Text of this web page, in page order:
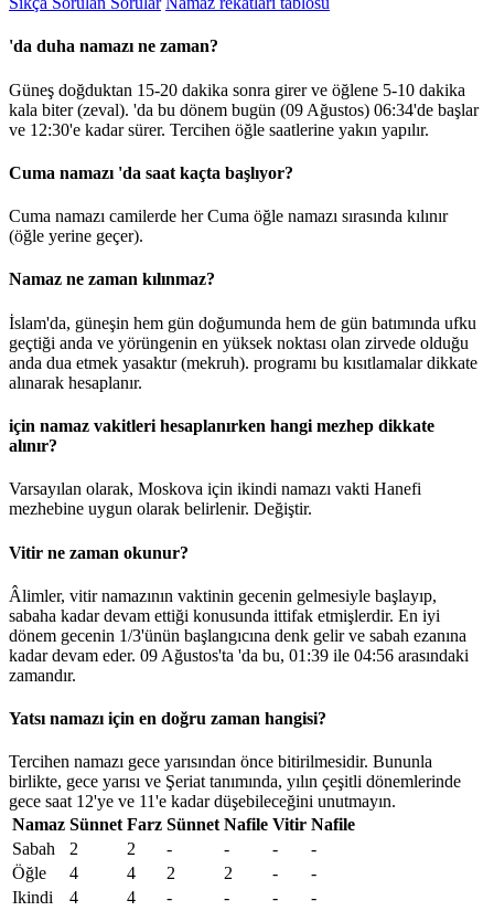
'da duha namazı ne zaman?
Güneş doğduktan 15-20 dakika sonra girer ve öğlene 5-10 dakika
kala biter (zeval). 'da bu dönem bugün (09 Ağustos) 06:34'de başlar
ve 12:30'e kadar sürer. Tercihen öğle saatlerine yakın yapılır.
Cuma namazı 'da saat kaçta başlıyor?
Cuma namazı camilerde her Cuma öğle namazı sırasında kılınır
(öğle yerine geçer).
Namaz ne zaman kılınmaz?
İslam'da, güneşin hem gün doğumunda hem de gün batımında ufku
geçtiği anda ve yörüngenin en yüksek noktası olan zirvede olduğu
anda dua etmek yasaktır (mekruh). programı bu kısıtlamalar dikkate
alınarak hesaplanır.
için namaz vakitleri hesaplanırken hangi mezhep dikkate
alınır?
Varsayılan olarak, Moskova için ikindi namazı vakti Hanefi
mezhebine uygun olarak belirlenir. Değiştir.
Vitir ne zaman okunur?
Âlimler, vitir namazının vaktinin gecenin gelmesiyle başlayıp,
sabaha kadar devam ettiği konusunda ittifak etmişlerdir. En iyi
dönem gecenin 1/3'ünün başlangıcına denk gelir ve sabah ezanına
kadar devam eder. 09 Ağustos'ta 'da bu, 01:39 ile 04:56 arasındaki
zamandır.
Yatsı namazı için en doğru zaman hangisi?
Tercihen namazı gece yarısından önce bitirilmesidir. Bununla
birlikte, gece yarısı ve Şeriat tanımında, yılın çeşitli dönemlerinde
gece saat 12'ye ve 11'e kadar düşebileceğini unutmayın.
Namaz Sünnet Farz Sünnet Nafile Vitir Nafile
Sabah
2 2 - - -
-
Öğle
4 4 2 2 -
-
Ikindi
4 4 - - -
-